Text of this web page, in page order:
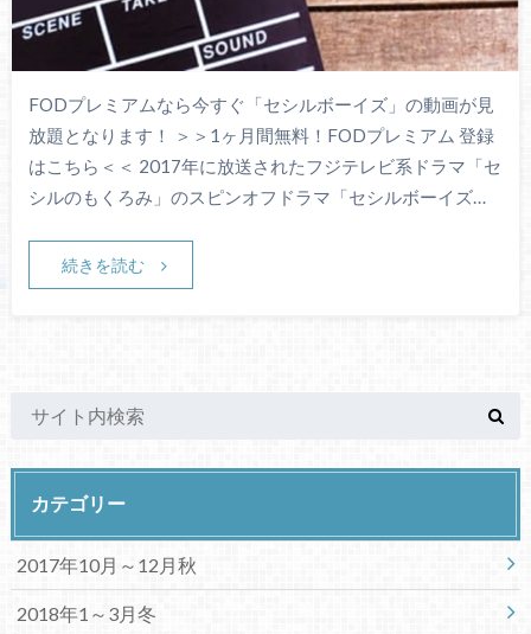
FODプレミアムなら今すぐ「セシルボーイズ」の動画が見
放題となります！ ＞＞1ヶ月間無料！FODプレミアム 登録
はこちら＜＜ 2017年に放送されたフジテレビ系ドラマ「セ
シルのもくろみ」のスピンオフドラマ「セシルボーイズ…
続きを読む
カテゴリー
2017年10月～12月秋
2018年1～3月冬